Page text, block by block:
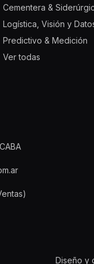
Cementera &
Logística, Visión y
Predictivo & Medición
Ver todas
Diseño y